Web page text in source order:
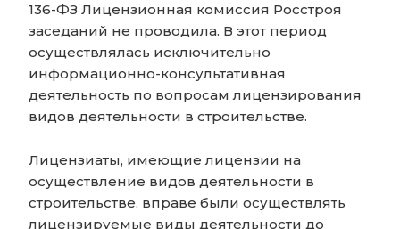
136-ФЗ Лицензионная комиссия Росстроя
заседаний не проводила. В этот период
осуществлялась исключительно
информационно-консультативная
деятельность по вопросам лицензирования
видов деятельности в строительстве.
Лицензиаты, имеющие лицензии на
осуществление видов деятельности в
строительстве, вправе были осуществлять
лицензируемые виды деятельности до